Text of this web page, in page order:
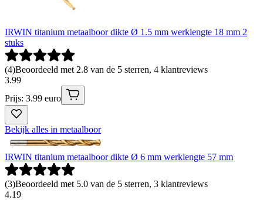
IRWIN titanium metaalboor dikte Ø 1.5 mm werklengte 18 mm 2
stuks
(4)Beoordeeld met 2.8 van de 5 sterren, 4 klantreviews
3.99
Prijs: 3.99 euro
Bekijk alles in metaalboor
IRWIN titanium metaalboor dikte Ø 6 mm werklengte 57 mm
(3)Beoordeeld met 5.0 van de 5 sterren, 3 klantreviews
4.19